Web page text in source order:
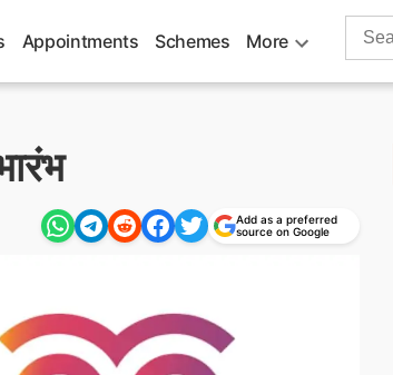
Appointments Schemes More
Search
Add as a preferred
source on Google